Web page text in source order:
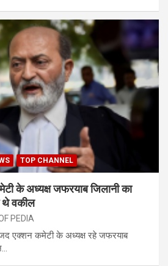
TOP CHANNEL
के अध्यक्ष जफरयाब जिलानी का
थे वकील
PEDIA
एक्शन कमेटी के अध्यक्ष रहे जफरयाब